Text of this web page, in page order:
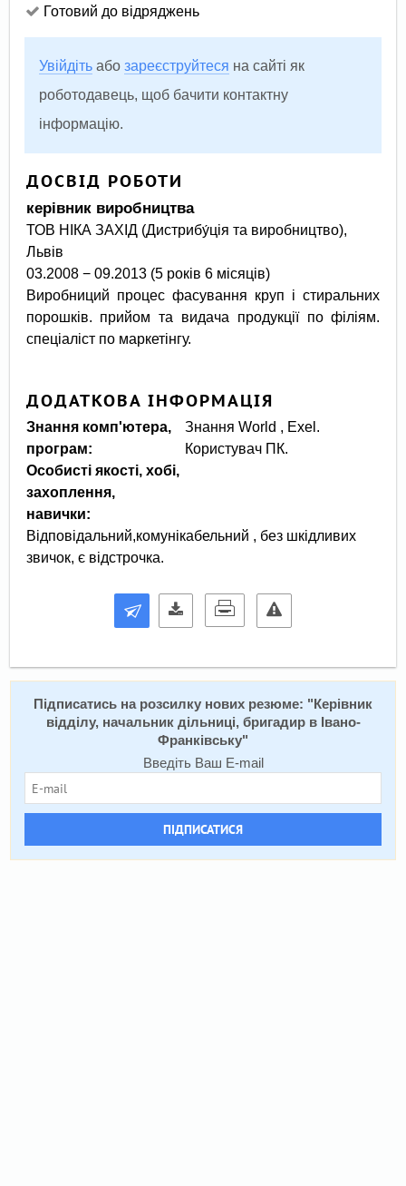
Готовий до відряджень
Увійдіть абозареєструйтеся на сайті як
роботодавець, щоб бачити контактну
інформацію.
ДОСВІД РОБОТИ
керівник виробництва
ТОВ НІКА ЗАХІД (Дистрибу́ція та виробництво),
Львів
03.2008 − 09.2013 (5 років 6 місяців)
Виробниций процес фасування круп і стиральних
порошків. прийом та видача продукції по філіям.
спеціаліст по маркетінгу.
ДОДАТКОВА ІНФОРМАЦІЯ
Знання комп'ютера,
програм:
Знання World , Exel.
Користувач ПК.
Особисті якості, хобі,
захоплення,
навички:
Відповідальний,комунікабельний , без шкідливих
звичок, є відстрочка.
Підписатись на розсилку нових резюме: " Керівник
відділу, начальник дільниці, бригадир в Івано-
Франківську"
Введіть Ваш E-mail
ПІДПИСАТИСЯ